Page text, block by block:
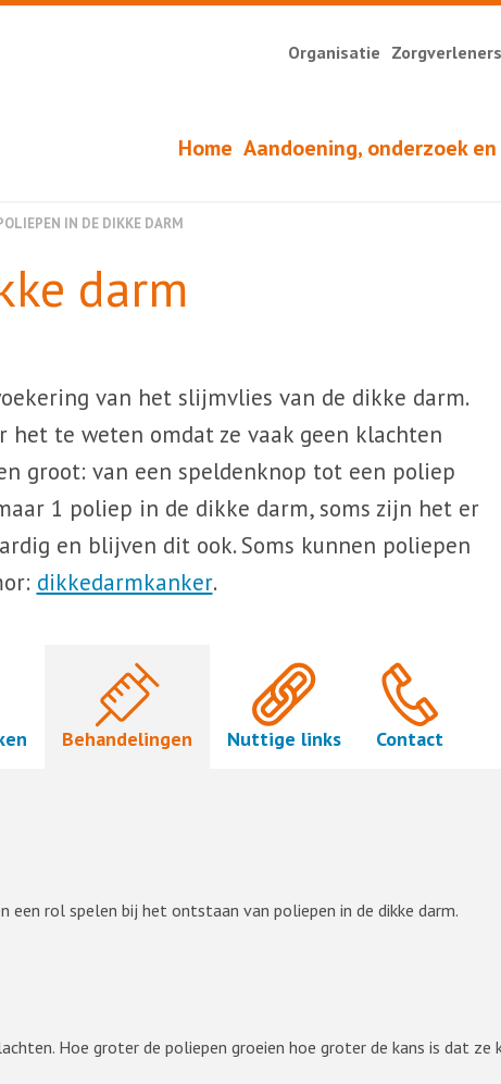
Home Aandoening, onderzoek
Organisatie Zorgverleners
IN DE DIKKE DARM
darm
van het slijmvlies van de dikke darm.
het te weten omdat ze vaak geen klachten
groot: van een speldenknop tot een poliep
1 poliep in de dikke darm, soms zijn het er
en blijven dit ook. Soms kunnen poliepen
dikkedarmkanker.
Behandelingen Nuttige links Contact
rol spelen bij het ontstaan van poliepen in de dikke darm.
Hoe groter de poliepen groeien hoe groter de kans is dat